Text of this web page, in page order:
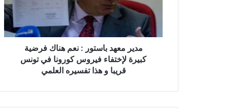
ب
ر
مدير معهد باستور : نعم هناك فرضية
كبيرة لإختفاء فيروس كورونا في تونس
قريبا و هذا تفسيره العلمي